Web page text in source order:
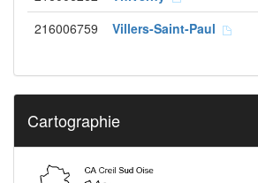
216006759 Villers-Saint-Paul
Cartographie